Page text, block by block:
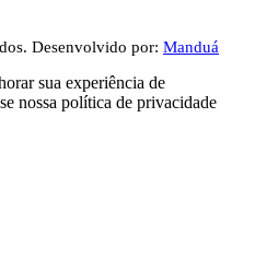
Desenvolvido por: Manduá
sua experiência de
nossa política de privacidade